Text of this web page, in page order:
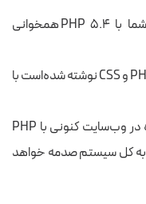
۱. نسخه سیستم مدیریت محتوای شما با PHP 5.4 همخوانی
۲. قالب CMS شما که با زبان‌های PHP، HTML و CSS نوشته شده‌است با
۳. پلاگین و اکستنشن‌های مورد استفاده در وب‌سایت کنونی با PHP
نسخه ۵.۴ همخوانی ندارد و با ارتقاء PHP به کل سیستم صدمه خواهد